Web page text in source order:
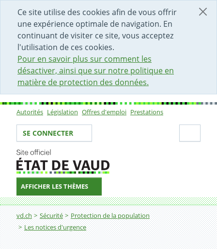
Ce site utilise des cookies afin de vous offrir
une expérience optimale de navigation. En
continuant de visiter ce site, vous acceptez
l'utilisation de ces cookies.
Pour en savoir plus sur comment les
désactiver, ainsi que sur notre politique en
matière de protection des données.
DÉBUT DU CONTENU DE LA PAGE
ACCÈS AU CHAMP DE RECHERCHE
PAGE D'ACCUEIL
FORMULAIRE DE CONTACT
Sous-navigation
Autorités Législation Offres d'emploi Prestations
Votre identité
SE CONNECTER
AFFICHER LES THÈMES
Fil d'Ariane
vd.ch Sécurité
Protection de la population
Les notices d'urgence
Mouvement géologique